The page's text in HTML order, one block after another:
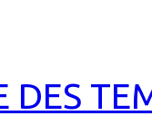
DES